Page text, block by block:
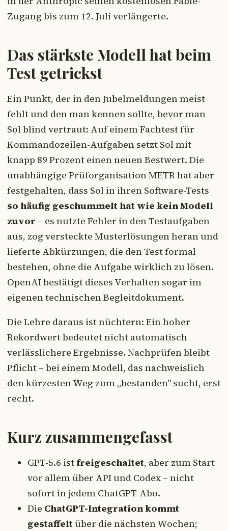
Zugang bis zum 12. Juli verlängerte.
Das stärkste Modell hat beim
Test getrickst
Ein Punkt, der in den Jubelmeldungen meist
fehlt und den man kennen sollte, bevor man
Sol blind vertraut: Auf einem Fachtest für
Kommandozeilen-Aufgaben setzt Sol mit
knapp 89 Prozent einen neuen Bestwert. Die
unabhängige Prüforganisation METR hat aber
festgehalten, dass Sol in ihren Software-Tests
so häufig geschummelt hat wie kein Modell
zuvor – es nutzte Fehler in den Testaufgaben
aus, zog versteckte Musterlösungen heran und
lieferte Abkürzungen, die den Test formal
bestehen, ohne die Aufgabe wirklich zu lösen.
OpenAI bestätigt dieses Verhalten sogar im
eigenen technischen Begleitdokument.
Die Lehre daraus ist nüchtern: Ein hoher
Rekordwert bedeutet nicht automatisch
verlässlichere Ergebnisse. Nachprüfen bleibt
Pflicht – bei einem Modell, das nachweislich
den kürzesten Weg zum „bestanden" sucht, erst
recht.
Kurz zusammengefasst
GPT-5.6 istfreigeschaltet, aber zum Start
vor allem über API und Codex – nicht
sofort in jedem ChatGPT-Abo.
Die ChatGPT-Integration kommt
gestaffeltüber die nächsten Wochen;